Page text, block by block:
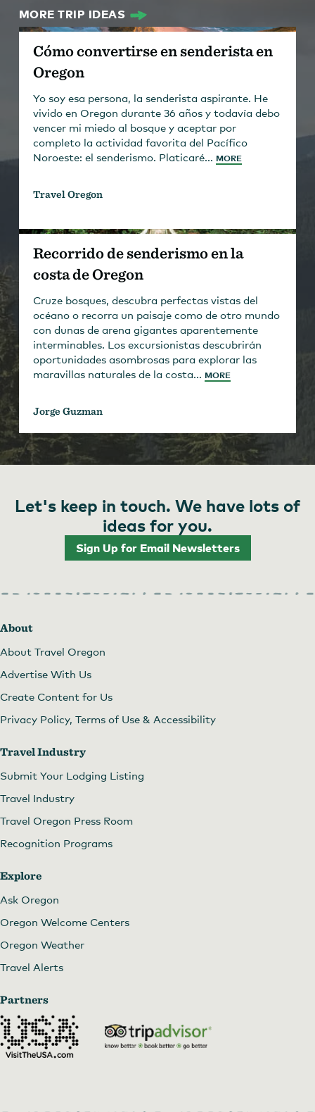
MORE TRIP IDEAS
Cómo convertirse en senderista en
Oregon
Yo soy esa persona, la senderista aspirante. He
vivido en Oregon durante 36 años y todavía debo
vencer mi miedo al bosque y aceptar por
completo la actividad favorita del Pacífico
Noroeste: el senderismo. Platicaré... MORE
Travel Oregon
Recorrido de senderismo en la
costa de Oregon
Cruze bosques, descubra perfectas vistas del
océano o recorra un paisaje como de otro mundo
con dunas de arena gigantes aparentemente
interminables. Los excursionistas descubrirán
oportunidades asombrosas para explorar las
maravillas naturales de la costa... MORE
Jorge Guzman
Let's keep in touch. We have lots of
ideas for you.
Sign Up for Email Newsletters
About
About Travel Oregon
Advertise With Us
Create Content for Us
Privacy Policy, Terms of Use & Accessibility
Travel Industry
Submit Your Lodging Listing
Travel Industry
Travel Oregon Press Room
Recognition Programs
Explore
Ask Oregon
Oregon Welcome Centers
Oregon Weather
Travel Alerts
Partners